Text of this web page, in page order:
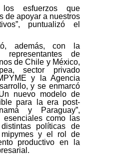
los esfuerzos que
de apoyar a nuestros
puntualizó el
además, con la
representantes de
de Chile y México,
sector privado
y la Agencia
y se enmarcó
nuevo modelo de
para la era post-
y Paraguay”,
esenciales como las
políticas de
mipymes y el rol de
productivo en la